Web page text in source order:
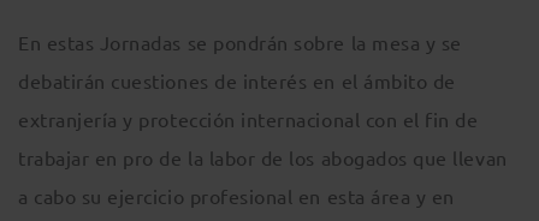
En estas Jornadas se pondrán sobre la mesa y se
debatirán cuestiones de interés en el ámbito de
extranjería y protección internacional con el fin de
trabajar en pro de la labor de los abogados que llevan
a cabo su ejercicio profesional en esta área y en